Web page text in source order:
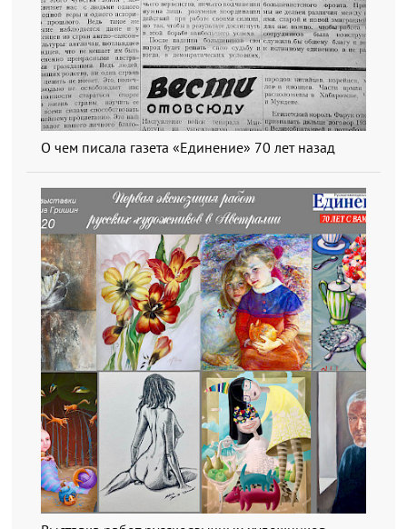
О чем писала газета «Единение» 70 лет назад